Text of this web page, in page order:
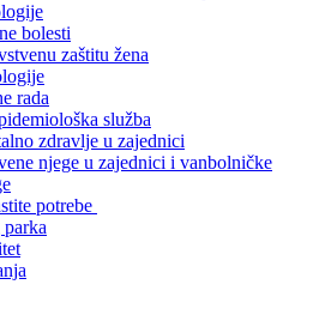
bolesti
zaštitu žena
rada
služba
zdravlje u zajednici
njege u zajednici i vanbolničke
potrebe